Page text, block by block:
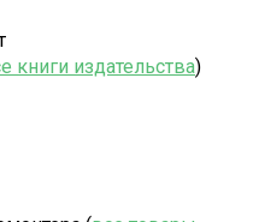
книги издательства)